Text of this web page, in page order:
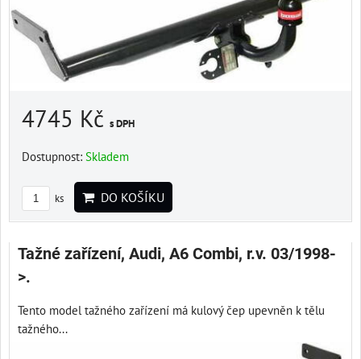
4745 Kč s DPH
Dostupnost: Skladem
ks DO KOŠÍKU
Tažné zařízení, Audi, A6 Combi, r.v. 03/1998-
>.
Tento model tažného zařízení má kulový čep upevněn k tělu
tažného...